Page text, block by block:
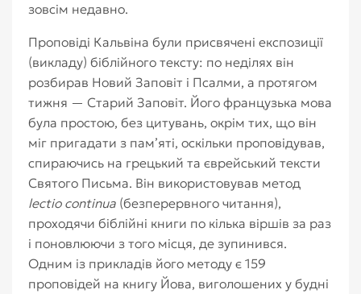
зовсім недавно.
Проповіді Кальвіна були присвячені експозиції
(викладу) біблійного тексту: по неділях він
розбирав Новий Заповіт і Псалми, а протягом
тижня — Старий Заповіт. Його французька мова
була простою, без цитувань, окрім тих, що він
міг пригадати з пам’яті, оскільки проповідував,
спираючись на грецький та єврейський тексти
Святого Письма. Він використовував метод
lectio continua (безперервного читання),
проходячи біблійні книги по кілька віршів за раз
і поновлюючи з того місця, де зупинився.
Одним із прикладів його методу є 159
проповідей на книгу Йова, виголошених у будні